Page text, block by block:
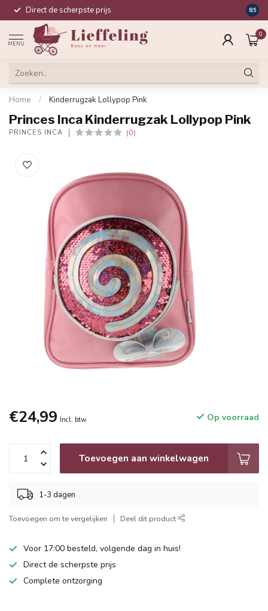
Direct de scherpste prijs 8.5
MENU
0
Home / Kinderrugzak Lollypop Pink
Princes Inca Kinderrugzak Lollypop Pink
PRINCES INCA (0)
€24,99 Incl. btw Op voorraad
Toevoegen aan winkelwagen
1-3 dagen
Toevoegen om te vergelijken Deel dit product
Voor 17:00 besteld, volgende dag in huis!
Direct de scherpste prijs
Complete ontzorging